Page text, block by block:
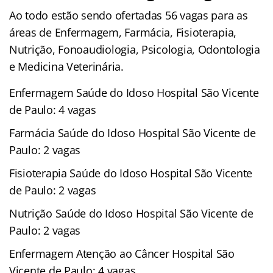
Ao todo estão sendo ofertadas 56 vagas para as
áreas de Enfermagem, Farmácia, Fisioterapia,
Nutrição, Fonoaudiologia, Psicologia, Odontologia
e Medicina Veterinária.
Enfermagem Saúde do Idoso Hospital São Vicente
de Paulo: 4 vagas
Farmácia Saúde do Idoso Hospital São Vicente de
Paulo: 2 vagas
Fisioterapia Saúde do Idoso Hospital São Vicente
de Paulo: 2 vagas
Nutrição Saúde do Idoso Hospital São Vicente de
Paulo: 2 vagas
Enfermagem Atenção ao Câncer Hospital São